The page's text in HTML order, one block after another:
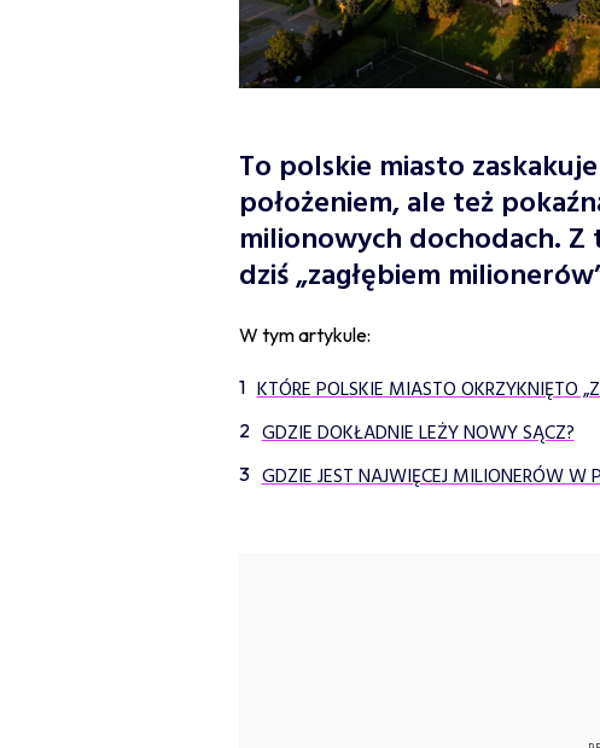
To polskie miasto
położeniem, ale też
milionowych dochodach.
dziś „zagłębiem
W tym artykule:
KTÓRE POLSKIE MIASTO OKRZYKNIĘTO
GDZIE DOKŁADNIE LEŻY NOWY SĄCZ?
GDZIE JEST NAJWIĘCEJ MILIONERÓW W